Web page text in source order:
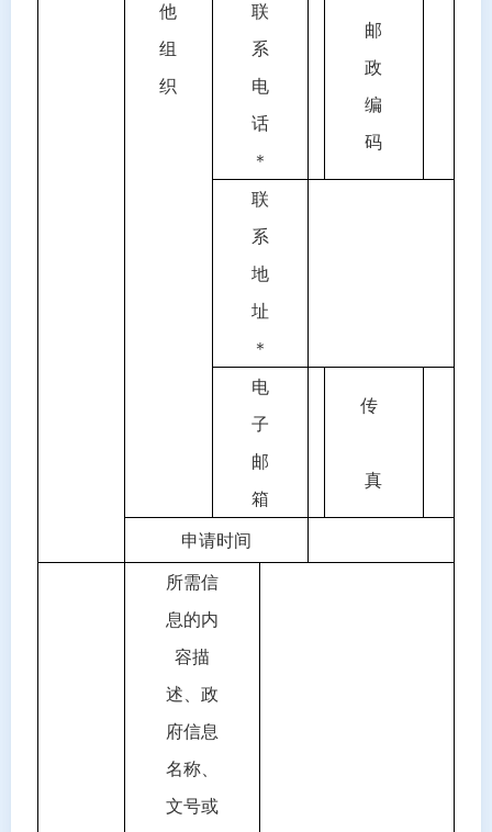
他
组
织
联
系
电
话
＊
邮
政
编
码
联
系
地
址
＊
电
子
邮
箱
传
真
申请时间
所需信
息的内
容描
述、政
府信息
名称、
文号或